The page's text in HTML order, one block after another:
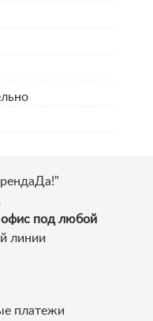
офис под любой
линии
платежи